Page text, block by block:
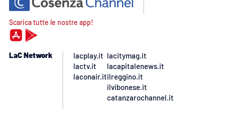
Scarica tutte le nostre app!
LaC Network
lacplay.it
lactv.it
laconair.it
lacitymag.it
lacapitalenews.it
ilreggino.it
ilvibonese.it
catanzarochannel.it